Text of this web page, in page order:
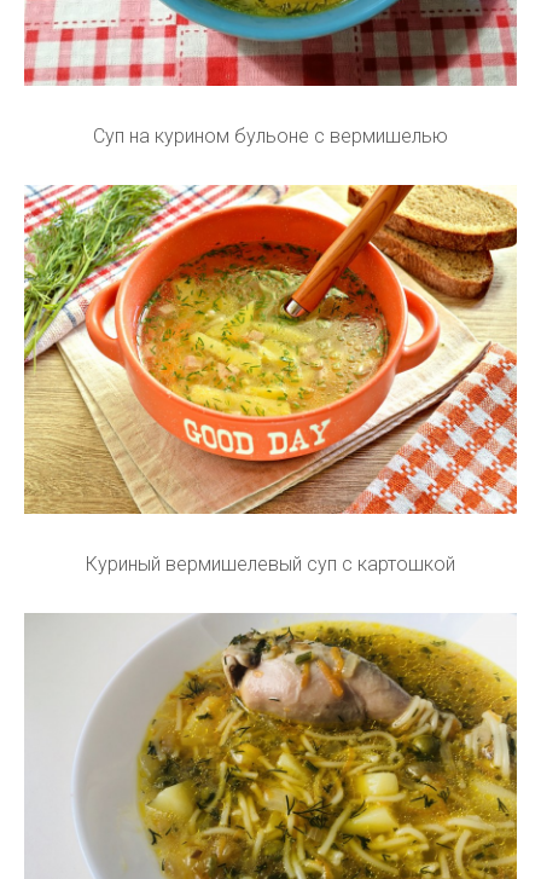
Суп на курином бульоне с вермишелью
Куриный вермишелевый суп с картошкой